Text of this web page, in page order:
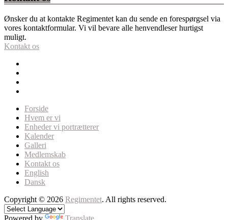
Ønsker du at kontakte Regimentet kan du sende en forespørgsel via
vores kontaktformular. Vi vil bevare alle henvendleser hurtigst
muligt.
Kontakt os
Forside
Hvem er vi
Enheder vi portrætterer
Kalender
Galleri
Medlemskab
Kontakt os
English
Dansk
Copyright © 2026 Regimentet. All rights reserved.
Powered by Translate